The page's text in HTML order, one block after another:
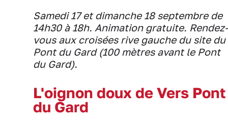
Samedi 17 et dimanche 18 septembre de
14h30 à 18h. Animation gratuite. Rendez-
vous aux croisées rive gauche du site du
Pont du Gard (100 mètres avant le Pont
du Gard).
L'oignon doux de Vers Pont
du Gard